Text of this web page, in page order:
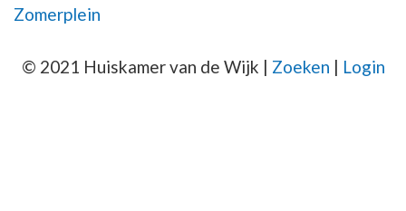
Zomerplein
© 2021 Huiskamer van de Wijk | Zoeken | Login